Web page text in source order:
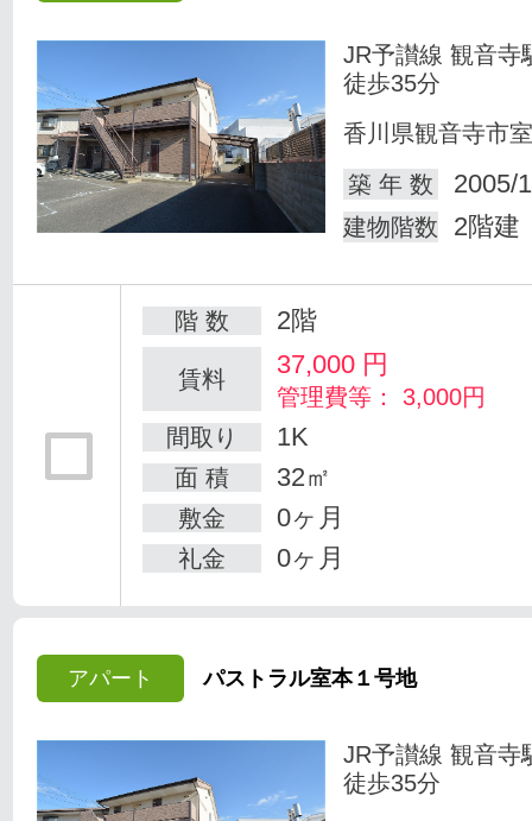
JR予讃線 観音寺
徒歩35分
香川県観音寺市
築 年 数
2005/
建物階数 2階建
階 数 2階
賃料 37,000 円
管理費等： 3,000円
間取り
1K
面 積 32㎡
敷金 0ヶ月
礼金 0ヶ月
アパート パストラル室本１号地
JR予讃線 観音寺
徒歩35分